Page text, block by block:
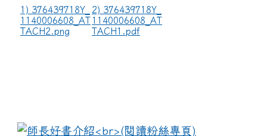
1) 376439718Y_
1140006608_AT
TACH2.png
2) 376439718Y_
1140006608_AT
TACH1.pdf